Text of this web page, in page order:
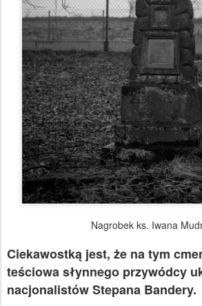
Nagrobek ks. Iwana
Ciekawostką jest, że na tym
teściowa słynnego przywódcy
nacjonalistów Stepana Bandery.